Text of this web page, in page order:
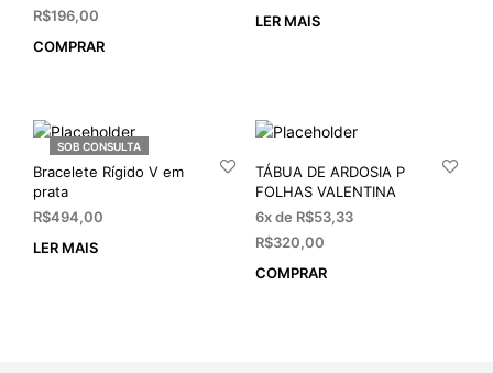
R$196,00
COMPRAR
LER MAIS
SOB CONSULTA
Bracelete Rígido V em
prata
R$494,00
LER MAIS
TÁBUA DE ARDOSIA P
FOLHAS VALENTINA
6x de R$53,33
R$320,00
COMPRAR